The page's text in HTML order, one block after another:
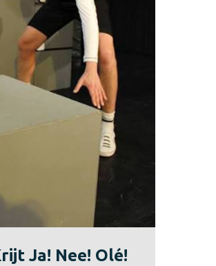
Ja! Nee! Olé!